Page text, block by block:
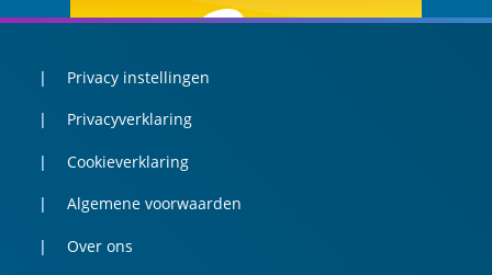
Privacy instellingen
Privacyverklaring
Cookieverklaring
Algemene voorwaarden
Over ons